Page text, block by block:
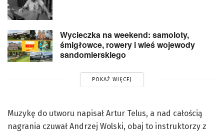
Wycieczka na weekend: samoloty,
śmigłowce, rowery i wieś wojewody
sandomierskiego
POKAŻ WIĘCEJ
Muzykę do utworu napisał Artur Telus, a nad całością
nagrania czuwał Andrzej Wolski, obaj to instruktorzy z